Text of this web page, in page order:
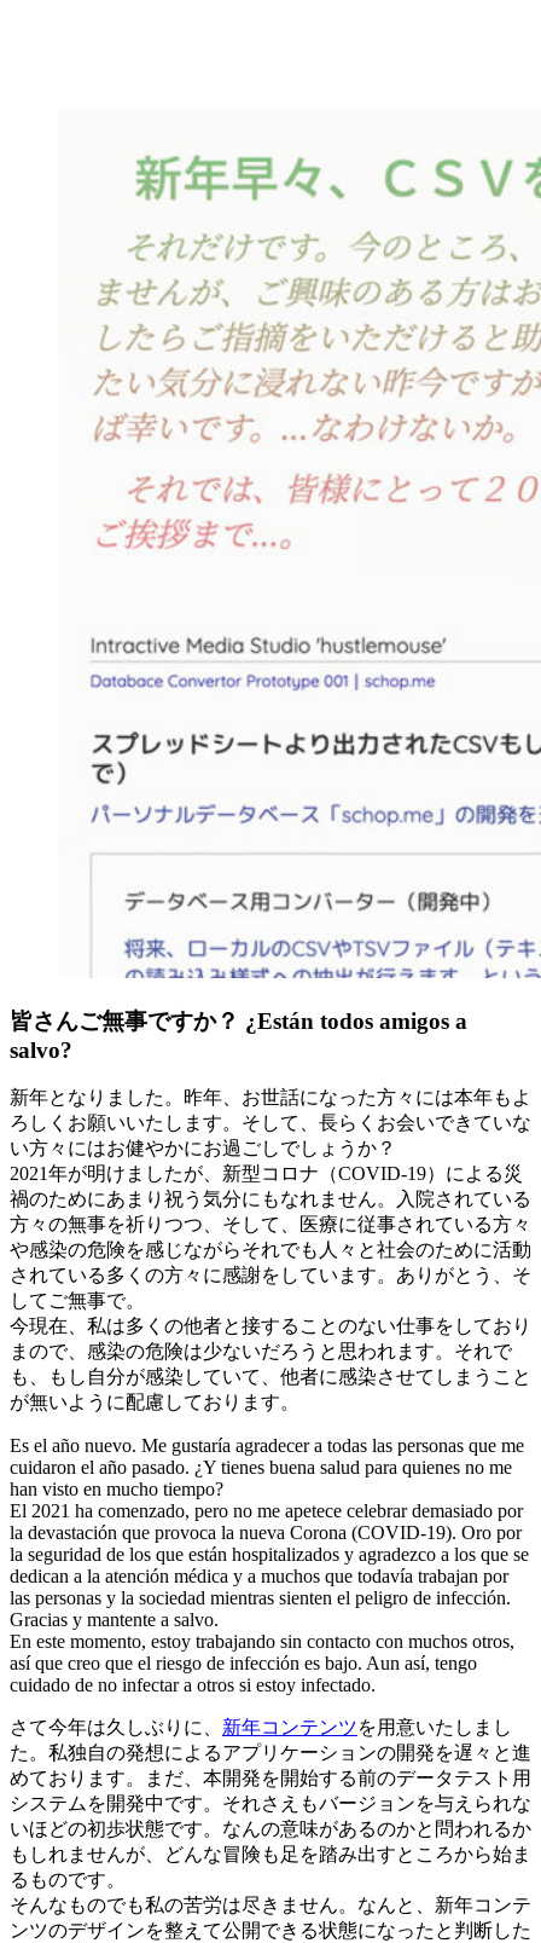
皆さんご無事ですか？ ¿Están todos amigos a
salvo?
新年となりました。昨年、お世話になった方々には本年もよ
ろしくお願いいたします。そして、長らくお会いできていな
い方々にはお健やかにお過ごしでしょうか？
2021年が明けましたが、新型コロナ（COVID-19）による災
禍のためにあまり祝う気分にもなれません。入院されている
方々の無事を祈りつつ、そして、医療に従事されている方々
や感染の危険を感じながらそれでも人々と社会のために活動
されている多くの方々に感謝をしています。ありがとう、そ
してご無事で。
今現在、私は多くの他者と接することのない仕事をしており
まので、感染の危険は少ないだろうと思われます。それで
も、もし自分が感染していて、他者に感染させてしまうこと
が無いように配慮しております。
Es el año nuevo. Me gustaría agradecer a todas las personas que me
cuidaron el año pasado. ¿Y tienes buena salud para quienes no me
han visto en mucho tiempo?
El 2021 ha comenzado, pero no me apetece celebrar demasiado por
la devastación que provoca la nueva Corona (COVID-19). Oro por
la seguridad de los que están hospitalizados y agradezco a los que se
dedican a la atención médica y a muchos que todavía trabajan por
las personas y la sociedad mientras sienten el peligro de infección.
Gracias y mantente a salvo.
En este momento, estoy trabajando sin contacto con muchos otros,
así que creo que el riesgo de infección es bajo. Aun así, tengo
cuidado de no infectar a otros si estoy infectado.
さて今年は久しぶりに、 新年コンテンツを用意いたしまし
た。私独自の発想によるアプリケーションの開発を遅々と進
めております。まだ、本開発を開始する前のデータテスト用
システムを開発中です。それさえもバージョンを与えられな
いほどの初歩状態です。なんの意味があるのかと問われるか
もしれませんが、どんな冒険も足を踏み出すところから始ま
るものです。
そんなものでも私の苦労は尽きません。なんと、新年コンテ
ンツのデザインを整えて公開できる状態になったと判断した